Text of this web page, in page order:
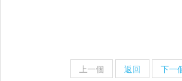
上一個 返回 下一